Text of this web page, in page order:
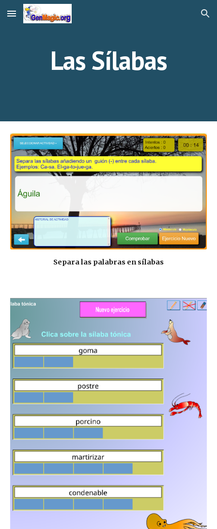
Skip to main content Skip to navigation
Las Sílabas
Separa las palabras en sílabas